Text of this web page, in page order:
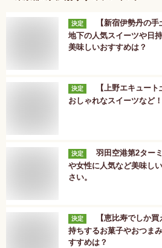
決定
【新宿伊勢丹の
地下の人気スイーツや日
美味しいおすすめは？
決定
【上野エキュー
おしゃれなスイーツなど
決定
羽田空港第2ター
や女性に人気など美味し
さい。
決定
【恵比寿でしか
持ちするお菓子やおつま
すすめは？